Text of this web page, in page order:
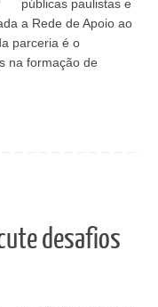
públicas paulistas e
a Rede de Apoio ao
parceria é o
na formação de
desafios